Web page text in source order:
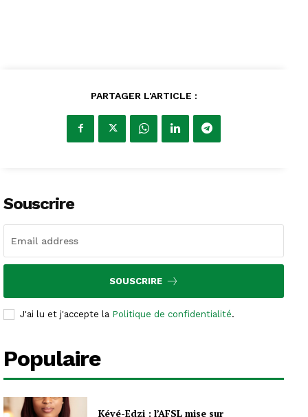
PARTAGER L'ARTICLE :
Souscrire
SOUSCRIRE
J'ai lu et j'accepte la Politique de confidentialité.
Populaire
Kévé-Edzi : l’AFSL mise sur